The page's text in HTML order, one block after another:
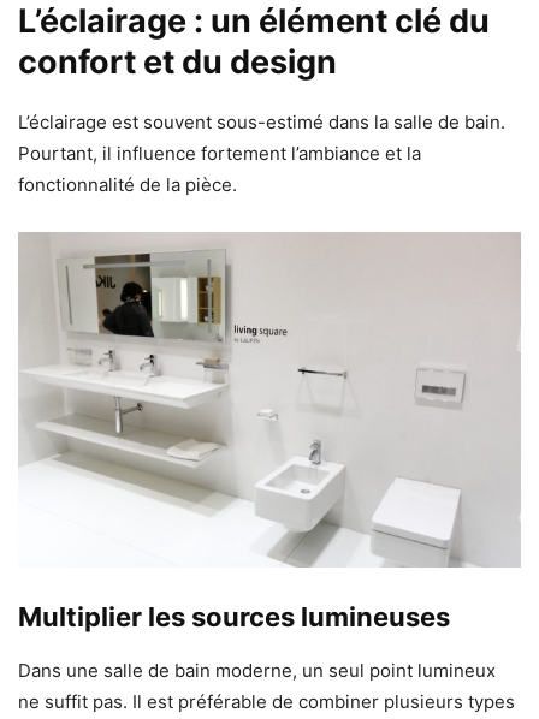
L’éclairage : un élément clé du
confort et du design
L’éclairage est souvent sous-estimé dans la salle de bain.
Pourtant, il influence fortement l’ambiance et la
fonctionnalité de la pièce.
Multiplier les sources lumineuses
Dans une salle de bain moderne, un seul point lumineux
ne suffit pas. Il est préférable de combiner plusieurs types